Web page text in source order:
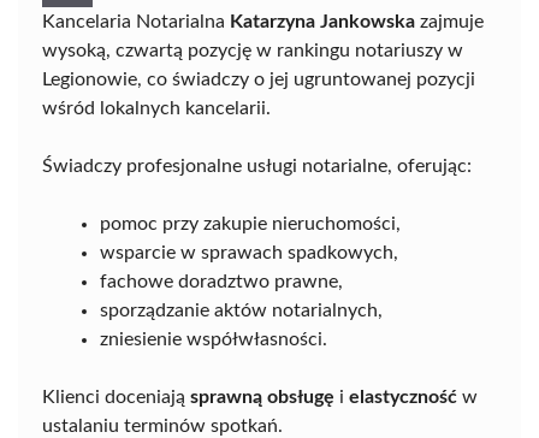
Kancelaria Notarialna Katarzyna Jankowska zajmuje
wysoką, czwartą pozycję w rankingu notariuszy w
Legionowie, co świadczy o jej ugruntowanej pozycji
wśród lokalnych kancelarii.
Świadczy profesjonalne usługi notarialne, oferując:
pomoc przy zakupie nieruchomości,
wsparcie w sprawach spadkowych,
fachowe doradztwo prawne,
sporządzanie aktów notarialnych,
zniesienie współwłasności.
Klienci doceniają sprawną obsługę i elastyczność w
ustalaniu terminów spotkań.